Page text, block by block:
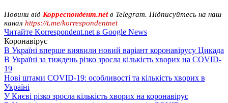
Новини від Корреспондент.netв Telegram. Підписуйтесь на наш
канал https://t.me/korrespondentnet
Читайте Korrespondent.net в Google News
Коронавірус
В Україні вперше виявили новий варіант коронавірусу Цикада
В Україні за тиждень різко зросла кількість хворих на COVID-
19
Нові штами COVID-19: особливості та кількість хворих в
Україні
У Києві різко зросла кількість хворих на коронавірус